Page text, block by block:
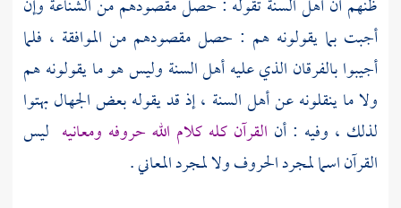
ظنهم أنأهل السنةتقوله : حصل مقصودهم من الشناعة وإن
أجبت بما يقولونه هم : حصل مقصودهم من الموافقة ، فلما
أجيبوا بالفرقان الذي عليهأهل السنة وليس هو ما يقولونه هم
ولا ما ينقلونه عنأهل السنة ، إذ قد يقوله بعض الجهال بهتوا
لذلك ، وفيه : أن القرآن كله كلام الله حروفه ومعانيه ليس
القرآن اسما لمجرد الحروف ولا لمجرد المعاني .